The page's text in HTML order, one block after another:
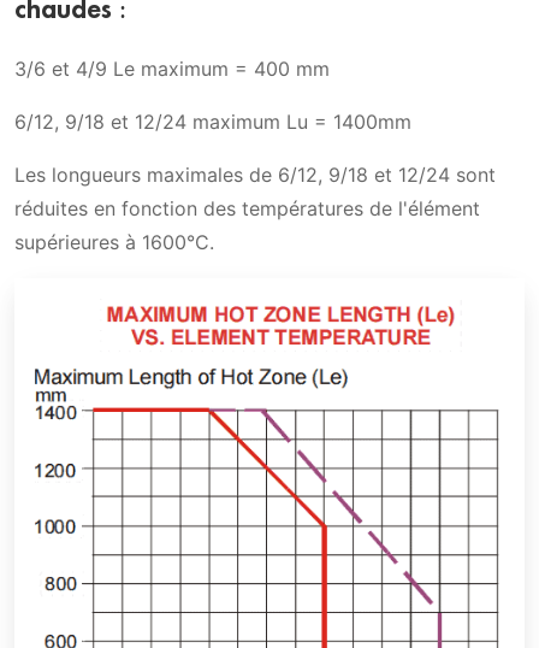
chaudes :
3/6 et 4/9 Le maximum = 400 mm
6/12, 9/18 et 12/24 maximum Lu = 1400mm
Les longueurs maximales de 6/12, 9/18 et 12/24 sont
réduites en fonction des températures de l'élément
supérieures à 1600°C.